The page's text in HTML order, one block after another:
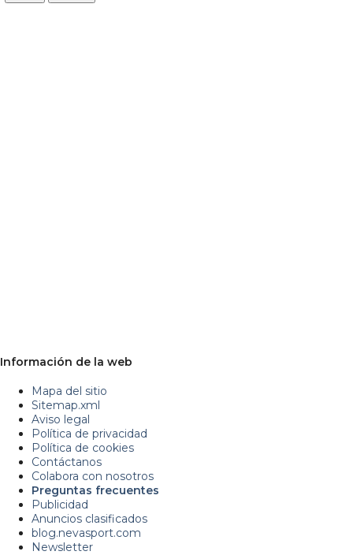
Información de la web
Mapa del sitio
Sitemap.xml
Aviso legal
Política de privacidad
Política de cookies
Contáctanos
Colabora con nosotros
Preguntas frecuentes
Publicidad
Anuncios clasificados
blog.nevasport.com
Newsletter